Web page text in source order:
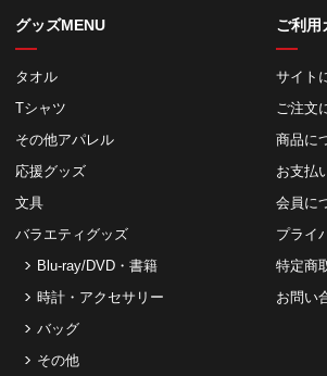
グッズMENU
タオル
Tシャツ
その他アパレル
応援グッズ
文具
バラエティグッズ
Blu-ray/DVD・書籍
時計・アクセサリー
バッグ
その他
ご利用
サイト
ご注⽂
商品に
お⽀払
会員に
プライ
特定商
お問い